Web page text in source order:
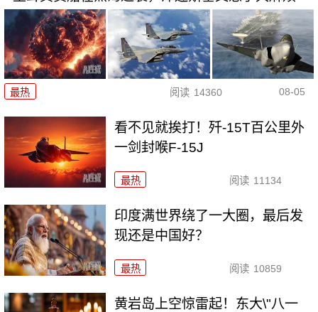
最热 阅读 14360 08-05
看不见就挨打！歼-15T百公里外
一剑封喉F-15J
最热 阅读 11134
印度满世界绕了一大圈，最后发
现还是中国好？
最热 阅读 10859
黄岩岛上空惊雷起！东大\"八一